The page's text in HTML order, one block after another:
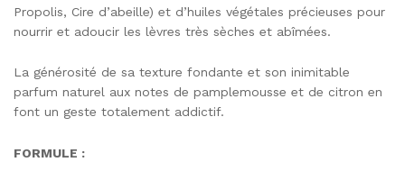
Propolis, Cire d’abeille) et d’huiles végétales précieuses pour
nourrir et adoucir les lèvres très sèches et abîmées.
La générosité de sa texture fondante et son inimitable
parfum naturel aux notes de pamplemousse et de citron en
font un geste totalement addictif.
FORMULE :